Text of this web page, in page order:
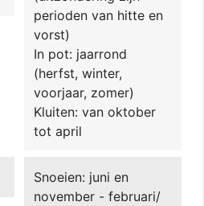
perioden van hitte en
vorst)
In pot: jaarrond
(herfst, winter,
voorjaar, zomer)
Kluiten: van oktober
tot april
Snoeien: juni en
november - februari/